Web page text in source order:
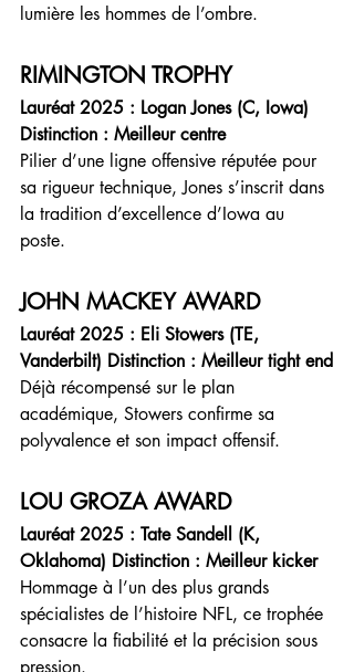
lumière les hommes de l’ombre.
RIMINGTON TROPHY
Lauréat 2025 : Logan Jones (C, Iowa)
Distinction : Meilleur centre
Pilier d’une ligne offensive réputée pour
sa rigueur technique, Jones s’inscrit dans
la tradition d’excellence d’Iowa au
poste.
JOHN MACKEY AWARD
Lauréat 2025 : Eli Stowers (TE,
Vanderbilt) Distinction : Meilleur tight end
Déjà récompensé sur le plan
académique, Stowers confirme sa
polyvalence et son impact offensif.
LOU GROZA AWARD
Lauréat 2025 : Tate Sandell (K,
Oklahoma) Distinction : Meilleur kicker
Hommage à l’un des plus grands
spécialistes de l’histoire NFL, ce trophée
consacre la fiabilité et la précision sous
pression.